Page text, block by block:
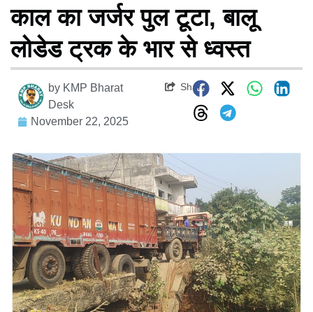
काल का जर्जर पुल टूटा, बालू
लोडेड ट्रक के भार से ध्वस्त
by KMP Bharat
Desk
November 22, 2025
Share